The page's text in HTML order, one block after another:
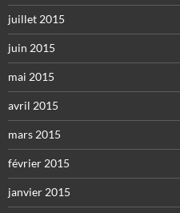
juillet 2015
juin 2015
mai 2015
avril 2015
mars 2015
février 2015
janvier 2015